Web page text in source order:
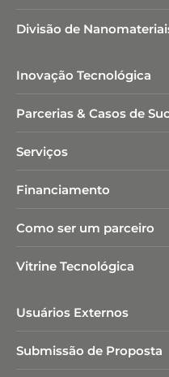
Divisão de
Inovação Tecnológica
Parcerias & Casos de
Serviços
Financiamento
Como ser um parceiro
Vitrine Tecnológica
Usuários Externos
Submissão de Proposta